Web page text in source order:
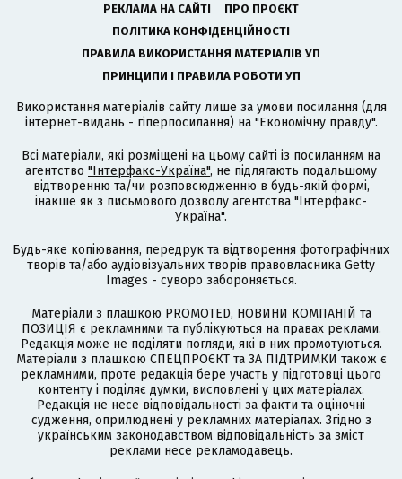
РЕКЛАМА НА САЙТІ
ПРО ПРОЄКТ
ПОЛІТИКА КОНФІДЕНЦІЙНОСТІ
ПРАВИЛА ВИКОРИСТАННЯ МАТЕРІАЛІВ УП
ПРИНЦИПИ І ПРАВИЛА РОБОТИ УП
Використання матеріалів сайту лише за умови посилання (для
інтернет-видань - гіперпосилання) на "Економічну правду".
Всі матеріали, які розміщені на цьому сайті із посиланням на
агентство "Інтерфакс-Україна", не підлягають подальшому
відтворенню та/чи розповсюдженню в будь-якій формі,
інакше як з письмового дозволу агентства "Інтерфакс-
Україна".
Будь-яке копіювання, передрук та відтворення фотографічних
творів та/або аудіовізуальних творів правовласника Getty
Images - суворо забороняється.
Матеріали з плашкою PROMOTED, НОВИНИ КОМПАНІЙ та
ПОЗИЦІЯ є рекламними та публікуються на правах реклами.
Редакція може не поділяти погляди, які в них промотуються.
Матеріали з плашкою СПЕЦПРОЄКТ та ЗА ПІДТРИМКИ також є
рекламними, проте редакція бере участь у підготовці цього
контенту і поділяє думки, висловлені у цих матеріалах.
Редакція не несе відповідальності за факти та оціночні
судження, оприлюднені у рекламних матеріалах. Згідно з
українським законодавством відповідальність за зміст
реклами несе рекламодавець.